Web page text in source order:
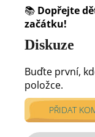
📚 Dopřejte
začátku!
Diskuze
Buďte první,
položce.
PŘIDAT